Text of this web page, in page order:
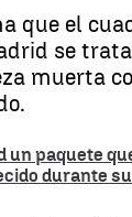
que el
se
muerta
un paquete
durante